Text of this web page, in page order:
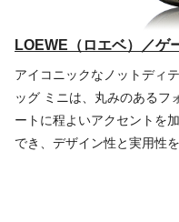
LOEWE（ロエベ）／ゲ
アイコニックなノットディ
ッグ ミニは、丸みのあるフ
ートに程よいアクセントを
でき、デザイン性と実用性